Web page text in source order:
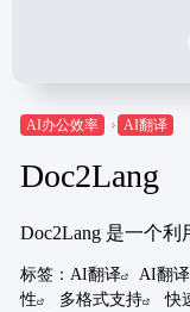
AI办公效率 AI翻译
Doc2Lang
Doc2Lang 是一个利
标签： AI翻译 AI翻
性
多格式支持 快